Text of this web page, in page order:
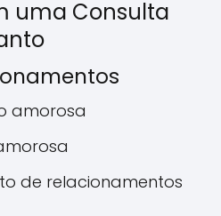
uma Consulta
amorosa
de relacionamentos